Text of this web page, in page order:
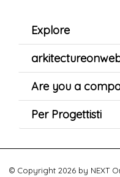
Explore
Are you a
Per Progettisti
© Copyright 2026 by NEXT